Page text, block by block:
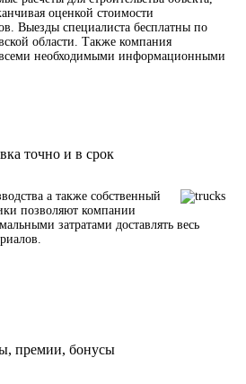
оценкой стоимости
Выезды специалиста бесплатны по
области. Также компания
всеми необходимыми информационными
точно и в срок
а также собственный
позволяют компании
затратами доставлять весь
премии, бонусы